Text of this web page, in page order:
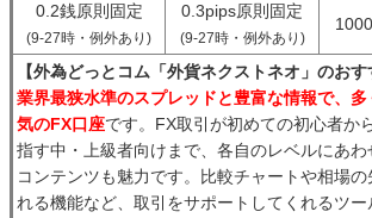
0.2銭原則固定
(9-27時・例外あり)
0.3pips原則固定
(9-27時・例外あり)
【外為どっとコム「外貨ネクストネオ」のおす
業界最狭水準のスプレッドと豊富な情報で、多
気のFX口座です。FX取引が初めての初心者か
指す中・上級者向けまで、各自のレベルにあ
コンテンツも魅力です。比較チャートや相場の
れる機能など、取引をサポートしてくれるツー